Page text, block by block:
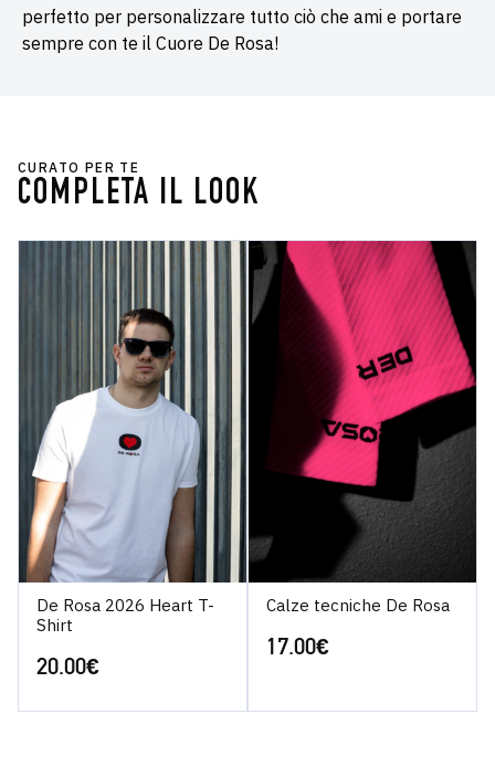
perfetto per personalizzare tutto ciò che ami e portare
sempre con te il Cuore De Rosa!
CURATO PER TE
COMPLETA IL LOOK
De Rosa 2026 Heart T-
Shirt
20.00€
Calze tecniche De Rosa
17.00€